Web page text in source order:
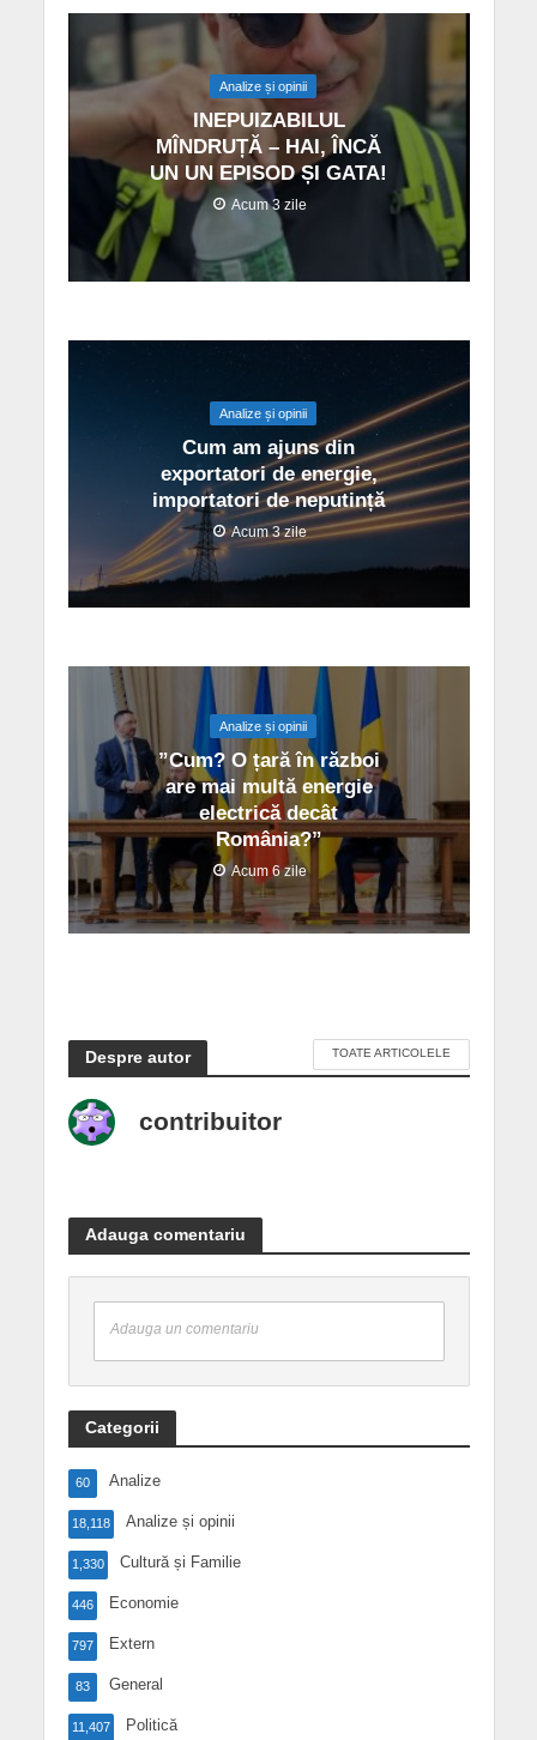
Analize și opinii
INEPUIZABILUL
MÎNDRUȚĂ – HAI, ÎNCĂ
UN UN EPISOD ȘI GATA!
Acum 3 zile
Analize și opinii
Cum am ajuns din
exportatori de energie,
importatori de neputință
Acum 3 zile
Analize și opinii
”Cum? O țară în război
are mai multă energie
electrică decât
România?”
Acum 6 zile
Despre autor TOATE ARTICOLELE
contribuitor
Adauga comentariu
Adauga un comentariu
Categorii
Analize
60
Analize și opinii
18,118
Cultură și Familie
1,330
Economie
446
Extern
797
General
83
Politică
11,407